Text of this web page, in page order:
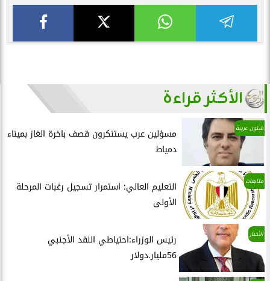
الأكثر قراءة
شئون عربية
مسؤلين عرب يستنكرون قصف باخرة الغاز بميناء
دمياط
متابعات
التعليم العالي: استمرار تسجيل رغبات المرحلة
الأولى
الأخبار
رئيس الوزراء:احتياطي النقد الأجنبي
56مليار.دولار